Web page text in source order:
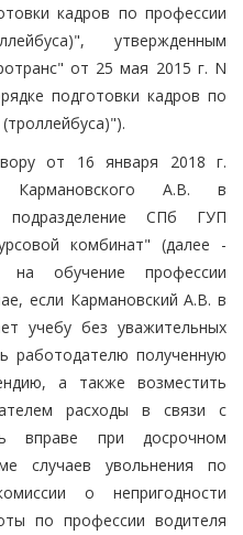
кадров по профессии
утвержденным
от 25 мая 2015 г. N
подготовки кадров по
от 16 января 2018 г.
Кармановского А.В. в
подразделение СПб ГУП
комбинат" (далее -
на обучение профессии
если Кармановский А.В. в
учебу без уважительных
работодателю полученную
а также возместить
расходы в связи с
вправе при досрочном
случаев увольнения по
о непригодности
по профессии водителя